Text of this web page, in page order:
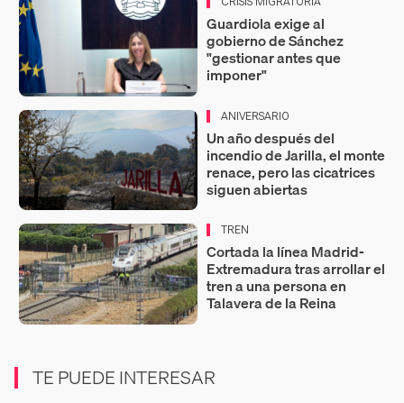
Guardiola exige al
gobierno de Sánchez
"gestionar antes que
imponer"
ANIVERSARIO
Un año después del
incendio de Jarilla, el monte
renace, pero las cicatrices
siguen abiertas
TREN
Cortada la línea Madrid-
Extremadura tras arrollar el
tren a una persona en
Talavera de la Reina
TE PUEDE INTERESAR